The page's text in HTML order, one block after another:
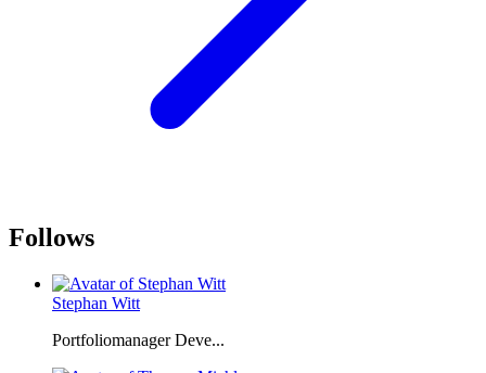
Follows
Stephan Witt
Portfoliomanager Deve...